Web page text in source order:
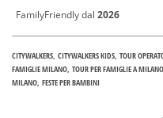
FamilyFriendly dal 2026
CITYWALKERS CITYWALKERS KIDS TOUR
FAMIGLIE MILANO TOUR PER FAMIGLIE A MILANO
MILANO FESTE PER BAMBINI